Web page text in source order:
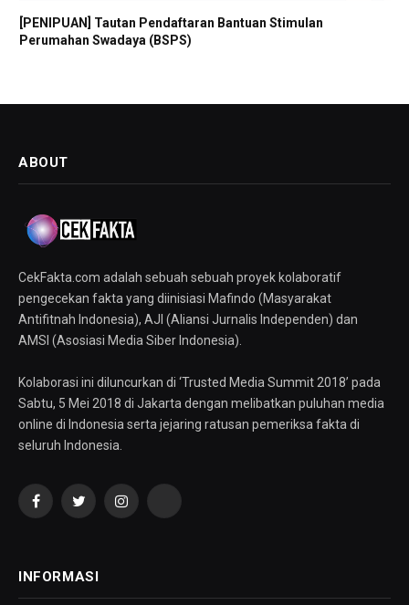
[PENIPUAN] Tautan Pendaftaran Bantuan Stimulan
Perumahan Swadaya (BSPS)
ABOUT
CekFakta.com adalah sebuah sebuah proyek kolaboratif
pengecekan fakta yang diinisiasi Mafindo (Masyarakat
Antifitnah Indonesia), AJI (Aliansi Jurnalis Independen) dan
AMSI (Asosiasi Media Siber Indonesia).
Kolaborasi ini diluncurkan di ‘Trusted Media Summit 2018’ pada
Sabtu, 5 Mei 2018 di Jakarta dengan melibatkan puluhan media
online di Indonesia serta jejaring ratusan pemeriksa fakta di
seluruh Indonesia.
FacebookTwitterInstagramYouTube
INFORMASI